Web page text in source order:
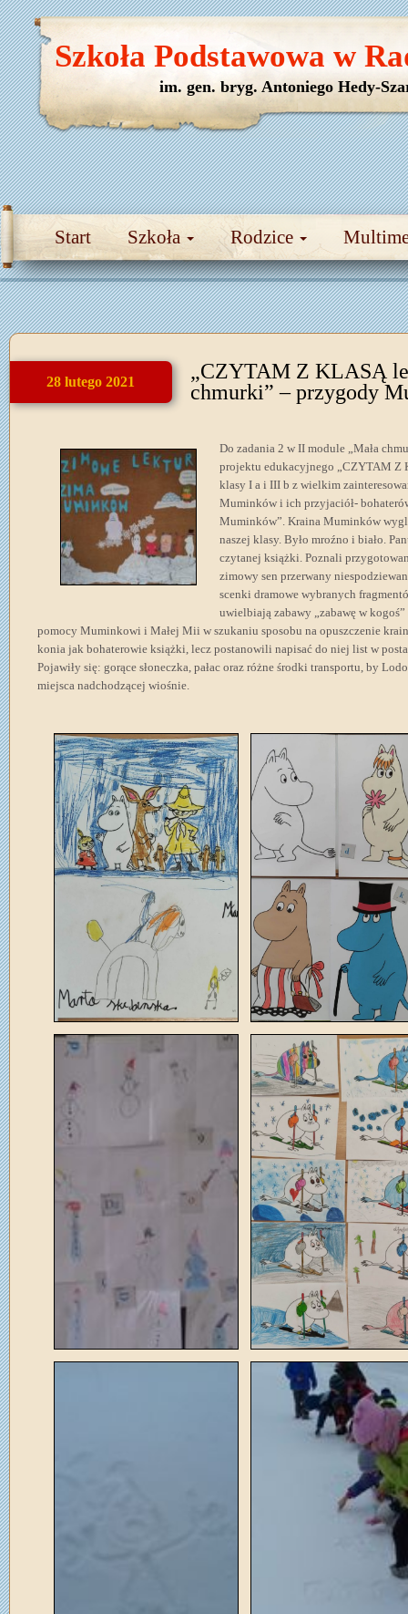
Start Szkoła Rodzice
Szkoła Podstawowa w
im. gen. bryg. Antoniego Hedy-
28 lutego 2021
„CZYTAM Z KLASĄ
chmurki” – przygody
Do zadania 2 w II module „Mała
projektu edukacyjnego „CZYTAM
klasy I a i III b z wielkim
Muminków i ich przyjaciół-
Muminków”. Kraina Muminków
naszej klasy. Było mroźno i biało.
czytanej książki. Poznali
zimowy sen przerwany
scenki dramowe wybranych
uwielbiają zabawy „zabawę w
pomocy Muminkowi i Małej Mii w szukaniu sposobu na opuszczenie
konia jak bohaterowie książki, lecz postanowili napisać do niej list w
Pojawiły się: gorące słoneczka, pałac oraz różne środki transportu, by
miejsca nadchodzącej wiośnie.